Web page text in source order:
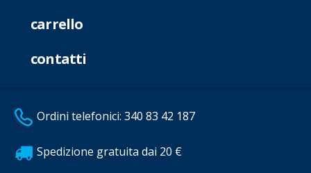
carrello
contatti
Ordini telefonici: 340 83 42 187
Spedizione gratuita dai 20 €